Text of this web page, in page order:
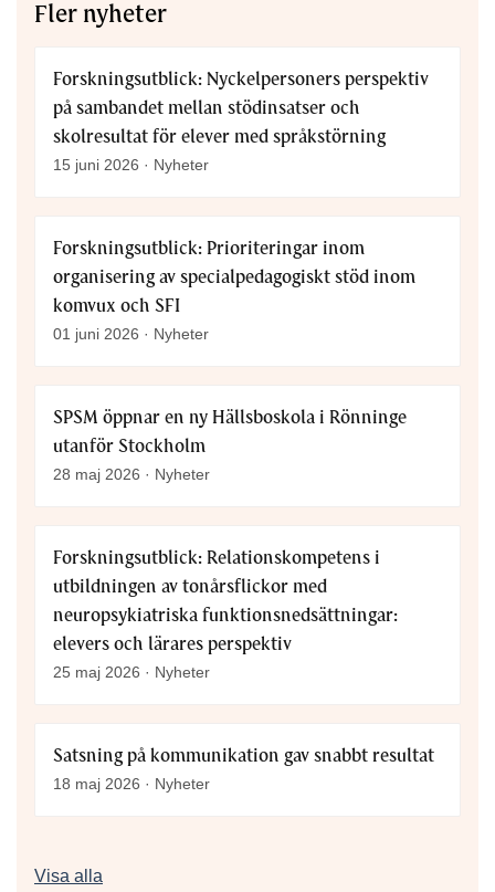
Fler nyheter
Forskningsutblick: Nyckelpersoners perspektiv
på sambandet mellan stödinsatser och
skolresultat för elever med språkstörning
15 juni 2026 · Nyheter
Forskningsutblick: Prioriteringar inom
organisering av specialpedagogiskt stöd inom
komvux och SFI
01 juni 2026 · Nyheter
SPSM öppnar en ny Hällsboskola i Rönninge
utanför Stockholm
28 maj 2026 · Nyheter
Forskningsutblick: Relationskompetens i
utbildningen av tonårsflickor med
neuropsykiatriska funktionsnedsättningar:
elevers och lärares perspektiv
25 maj 2026 · Nyheter
Satsning på kommunikation gav snabbt resultat
18 maj 2026 · Nyheter
Visa alla